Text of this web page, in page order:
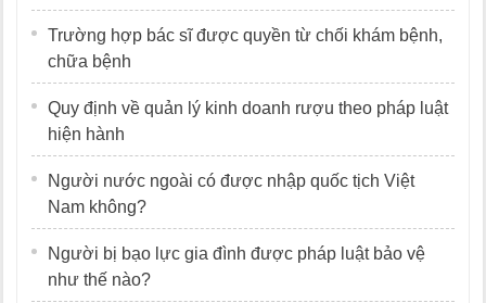
Trường hợp bác sĩ được quyền từ chối khám bệnh,
chữa bệnh
Quy định về quản lý kinh doanh rượu theo pháp luật
hiện hành
Người nước ngoài có được nhập quốc tịch Việt
Nam không?
Người bị bạo lực gia đình được pháp luật bảo vệ
như thế nào?